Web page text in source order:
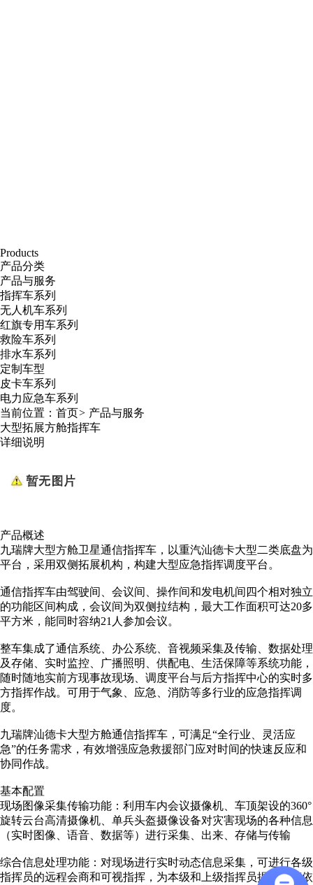
Products
产品分类
产品与服务
指挥车系列
无人机车系列
红旗专用车系列
救险车系列
排水车系列
定制车型
皮卡车系列
电力应急车系列
当前位置： 首页> 产品与服务
大型拓展方舱指挥车
详细说明
产品概述
九瑞牌大型方舱卫星通信指挥车，以重汽汕德卡大型二类底盘为
平台，采用双侧拓展机构，构建大型应急指挥调度平台。
通信指挥车由驾驶间、会议间、操作间和发电机间四个相对独立
的功能区间构成，会议间为双侧拉结构，最大工作面积可达20多
平方米，能同时容纳21人参加会议。
整车集成了通信系统、办公系统、音视频采集及传输、数据处理
及存储、实时监控、广播照明、供配电、生活保障等系统功能，
随时随地实前方现事故现场、调度平台与后方指挥中心的实时多
方指挥作战。可用于气象、应急、消防等多行业的应急指挥调
度。
九瑞牌汕德卡大型方舱通信指挥车，可满足“全行业、灵活应
急”的任务需求，有效增强应急救援部门应对时间的快速反应和
协同作战。
基本配置
现场图像采集传输功能：利用车内会议摄像机、车顶架设的360°
旋转云台高清摄像机、单兵头盔摄像设备对灾害现场的各种信息
（实时图像、语音、数据等）进行采集、出来、存储与传输
综合信息处理功能：对现场进行实时动态信息采集，可进行各级
指挥员的远程会商和可视指挥，为本级和上级指挥员提供决策依